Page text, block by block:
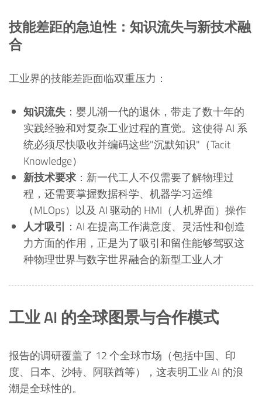
技能差距的急迫性：知识流失与新技术融
合
工业界的技能差距面临双重压力：
知识流失 ：婴儿潮一代的退休，带走了数十年的
实践经验和对复杂工业过程的直觉。这使得 AI 系
统必须尽快吸收并编码这些"沉默知识"（Tacit
Knowledge）
新技术要求 ：新一代工人不仅需要了解物理过
程，还需要掌握数据科学、机器学习运维
（MLOps）以及 AI 驱动的 HMI（人机界面）操作
人才吸引 ：AI 在提高工作满意度、灵活性和创造
力方面的作用，正是为了吸引和留住能够驾驭这
种物理世界与数字世界融合的新型工业人才
工业 AI 的全球图景与合作模式
报告的调研覆盖了 12 个全球市场（包括中国、印
度、日本、沙特、阿联酋等），这表明工业 AI 的浪
潮是全球性的。